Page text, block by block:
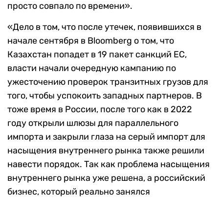
просто совпало по времени».
«Дело в том, что после утечек, появившихся в
начале сентября в Bloomberg о том, что
Казахстан попадет в 19 пакет санкций ЕС,
власти начали очередную кампанию по
ужесточению проверок транзитных грузов для
того, чтобы успокоить западных партнеров. В
тоже время в России, после того как в 2022
году открыли шлюзы для параллельного
импорта и закрыли глаза на серый импорт для
насыщения внутреннего рынка также решили
навести порядок. Так как проблема насыщения
внутреннего рынка уже решена, а российский
бизнес, который реально занялся